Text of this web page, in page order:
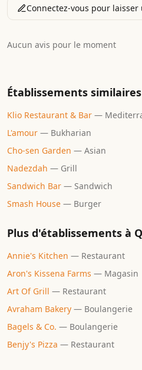
Connectez-vous pour laisser
Aucun avis pour le moment
Établissements similaires
Klio Restaurant & Bar —
L'amour — Bukharian
Cho-sen Garden — Asian
Nadezdah — Grill
Sandwich Bar — Sandwich
Smash House — Burger
Plus d'établissements à
Annie's Kitchen — Restaurant
Aron's Kissena Farms — Magasin
Art Of Grill — Restaurant
Avraham Bakery — Boulangerie
Bagels & Co. — Boulangerie
Benjy's Pizza — Restaurant